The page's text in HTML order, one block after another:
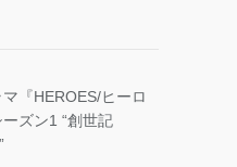
『HEROES/ヒーロ
ズン1 “創世記